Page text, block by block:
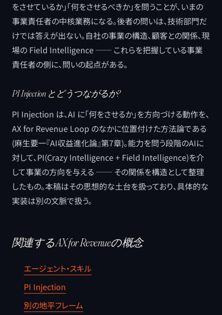
をさせているか」「何をさせるべきか」を問うことが、いまの
事業責任者の中核業務になる。後者の問いは、技術部門だ
けでは答えが出ない。自社の事業の構造、顧客との関係、現
場の Field Intelligence ── これらを把握している事業
責任者の側に、問いの起点がある。
PI Injection とどうつながるか?
PI Injection は、AI に「何をさせるか」を方向づける動作を、
AX for Revenue Loop のなかに位置付けた方法論である
(麻生要一『AI収益進化論』第7章)。能力を問う段階のAIに
対して、PI(Crazy Intelligence + Field Intelligence)を介
して事業の方向を与える ── その関係を構造として整理
したもの。本稿はその思想的な土台を扱っており、具体的な
実装は別の文脈で扱う。
関連するAX for Revenueの概念
エージェント・スキル
PI Injection
別の地平フレーム